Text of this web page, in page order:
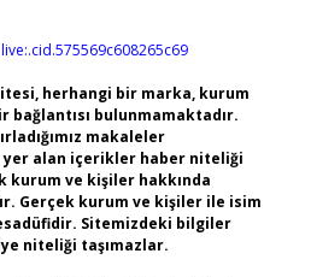
live:.cid.575569c608265c69
herhangi bir marka, kurum
bağlantısı bulunmamaktadır.
makaleler
yer alan içerikler haber niteliği
kurum ve kişiler hakkında
Gerçek kurum ve kişiler ile isim
Sitemizdeki bilgiler
niteliği taşımazlar.